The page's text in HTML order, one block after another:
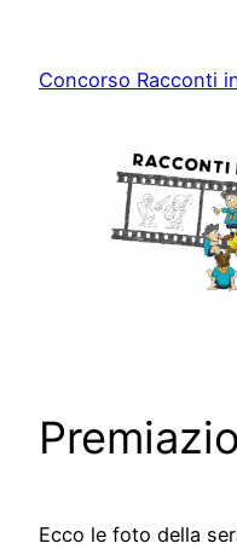
contenuto
Concorso Racconti
Ecco le foto della